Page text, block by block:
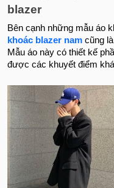
blazer
Bên cạnh những mẫu áo
khoác blazer nam cũng
Mẫu áo này có thiết kế
được các khuyết điểm